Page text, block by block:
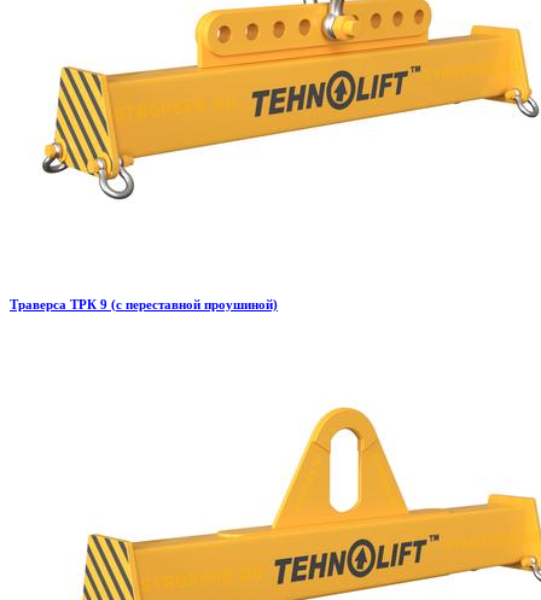
Траверса ТРК 9 (с переставной проушиной)